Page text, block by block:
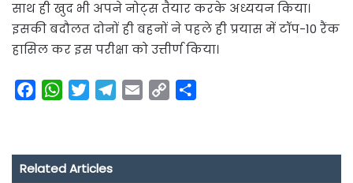
साथ ही खुद भी अपने नोट्स तैयार करके अध्ययन किया।
इसकी बदौलत दोनों ही बहनों ने पहले ही प्रयास में टॉप-10 रैंक
हासिल कर इस परीक्षा को उत्तीर्ण किया।
e
b
W
t
s
t
t
e
i
y
r
Related Articles